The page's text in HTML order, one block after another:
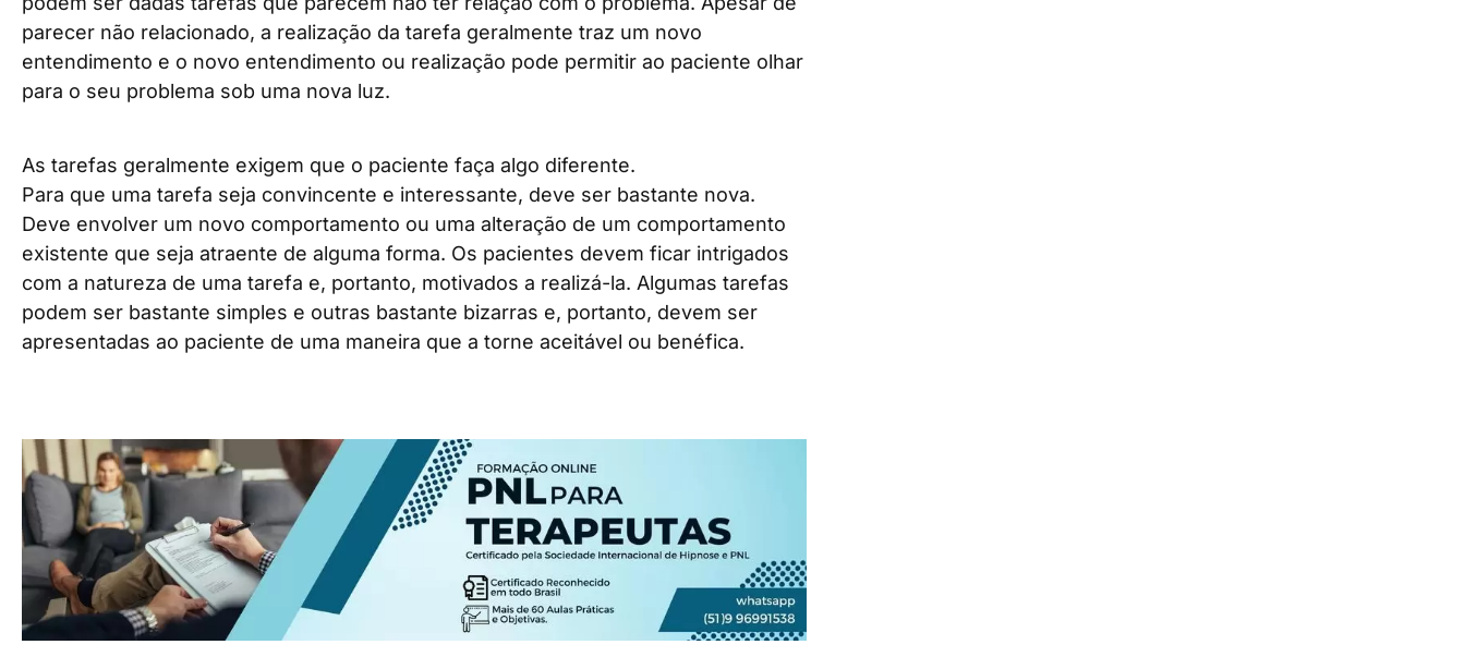
parecer não relacionado, a realização da tarefa geralmente traz um novo
entendimento e o novo entendimento ou realização pode permitir ao paciente olhar
para o seu problema sob uma nova luz.
As tarefas geralmente exigem que o paciente faça algo diferente.
Para que uma tarefa seja convincente e interessante, deve ser bastante nova.
Deve envolver um novo comportamento ou uma alteração de um comportamento
existente que seja atraente de alguma forma. Os pacientes devem ficar intrigados
com a natureza de uma tarefa e, portanto, motivados a realizá-la. Algumas tarefas
podem ser bastante simples e outras bastante bizarras e, portanto, devem ser
apresentadas ao paciente de uma maneira que a torne aceitável ou benéfica.